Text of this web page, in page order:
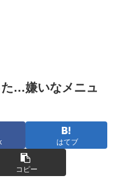
…嫌いなメニュ
はてブ
コピー